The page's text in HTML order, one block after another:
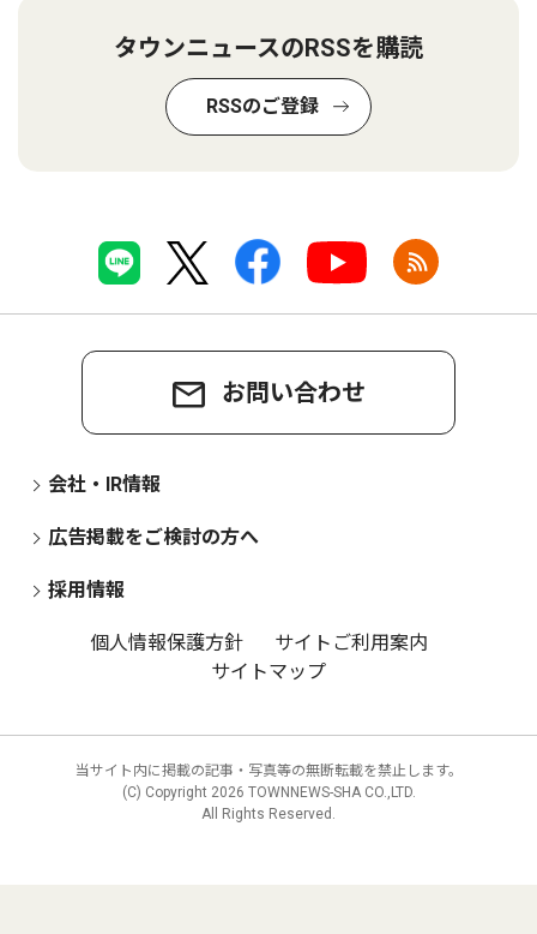
タウンニュースのRSSを購読
RSSのご登録
お問い合わせ
会社・IR情報
広告掲載をご検討の方へ
採用情報
個人情報保護方針
サイトご利用案内
サイトマップ
当サイト内に掲載の記事・写真等の無断転載を禁止します。
(C) Copyright 2026 TOWNNEWS-SHA CO.,LTD.
All Rights Reserved.